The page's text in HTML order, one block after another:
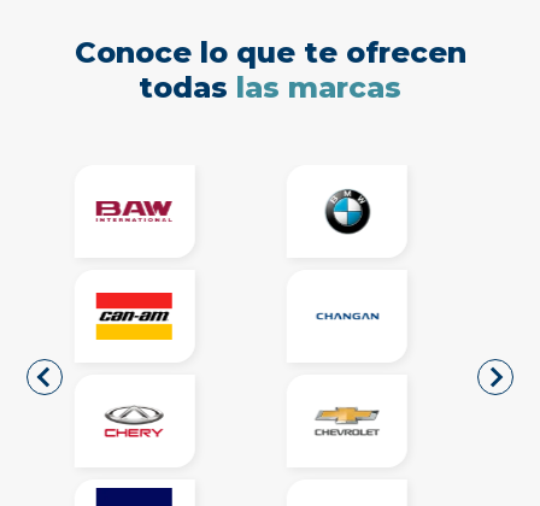
Conoce lo que te ofrecen
todas las marcas